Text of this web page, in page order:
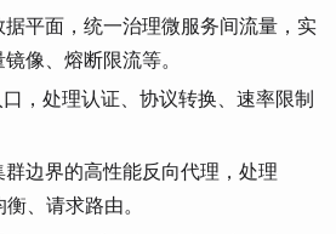
据平面，统一治理微服务间流量，实
像、熔断限流等。
口，处理认证、协议转换、速率限制
群边界的高性能反向代理，处理
、请求路由。